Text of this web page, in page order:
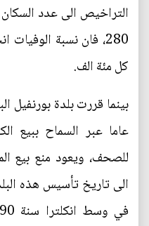
التراخيص الى عدد
كل مئة الف.
عاما عبر السماح ببيع
للصحف، ويعود منع بيع
الى تاريخ تأسيس هذه